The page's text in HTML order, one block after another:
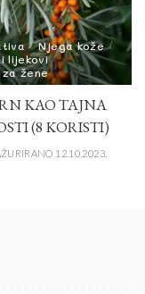
Njega kože
lijekovi
žene
KAO TAJNA
(8 KORISTI)
12.10.2023.